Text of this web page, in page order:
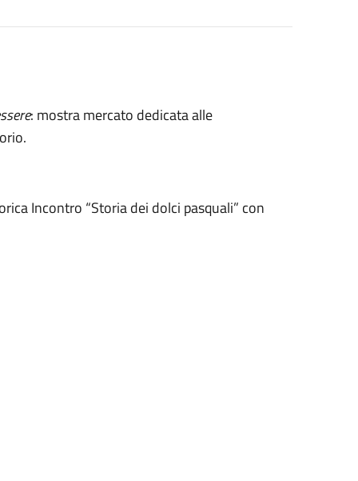
: mostra mercato dedicata alle
Incontro “Storia dei dolci pasquali” con